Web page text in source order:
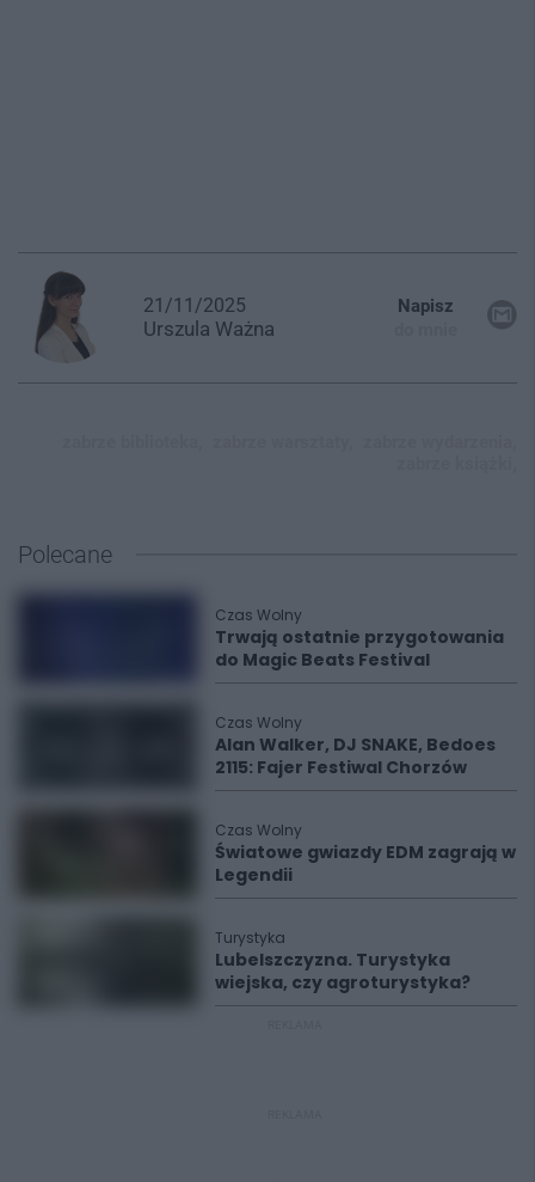
21/11/2025
Urszula Ważna
Napisz
Polecane
Czas Wolny
Trwają ostatnie przygotowania
do Magic Beats Festival
Czas Wolny
Alan Walker, DJ SNAKE, Bedoes
2115: Fajer Festiwal Chorzów
Czas Wolny
Światowe gwiazdy EDM zagrają w
Legendii
Turystyka
Lubelszczyzna. Turystyka
wiejska, czy agroturystyka?